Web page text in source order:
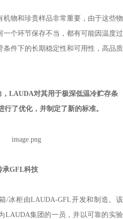
机物和珍贵样品非常重要，由于这些物
个环节保存不当，都有可能因温度过
条件下的长期稳定性和可用性，高品质
LAUDA对其用于极深低温冷贮存条
行了优化，并制定了新的标准。
承GFL科技
/冰柜由LAUDA-GFL开发和制造。该
LAUDA集团的一员，并以可靠的实验